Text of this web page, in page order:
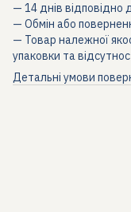
— 14 днів відповідно
— Обмін або
— Товар належної
упаковки та
Детальні умови